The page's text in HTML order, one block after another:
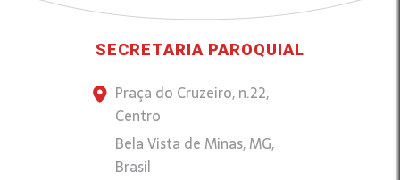
SECRETARIA PAROQUIAL
Praça do Cruzeiro, n.22,
Centro
Bela Vista de Minas, MG,
Brasil